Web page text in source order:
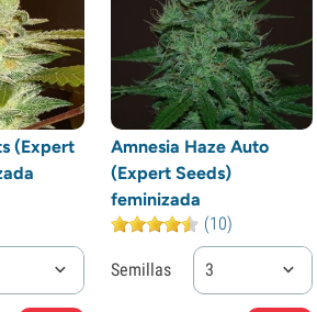
(Expert
Amnesia Haze Auto
(Expert Seeds)
feminizada
(10)
Semillas 3